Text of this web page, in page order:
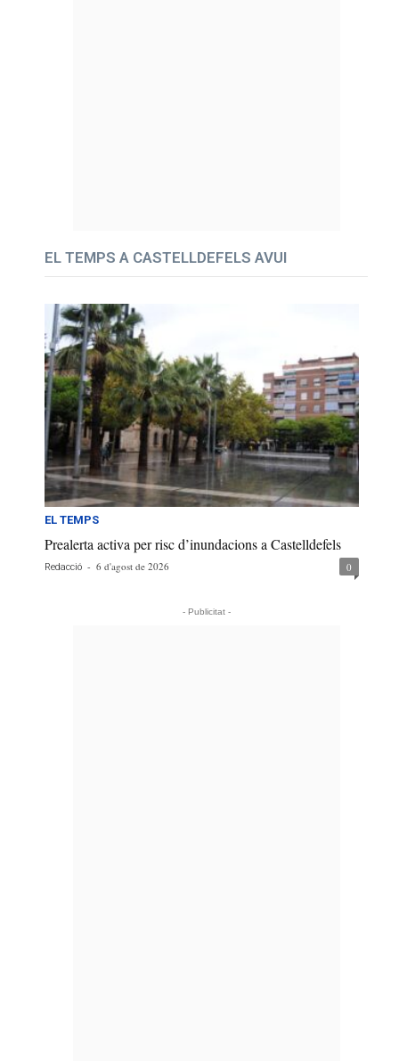
EL TEMPS A CASTELLDEFELS AVUI
EL TEMPS
Prealerta activa per risc d’inundacions a Castelldefels
Redacció - 6 d'agost de 2026 0
- Publicitat -